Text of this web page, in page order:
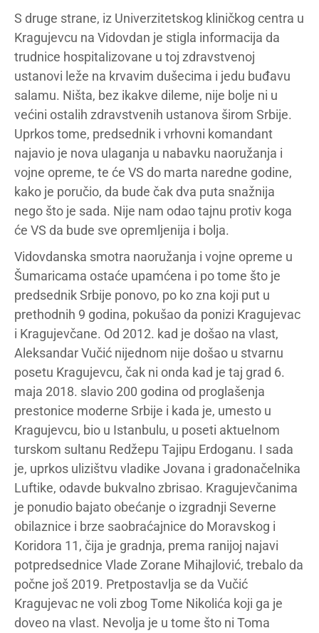
S druge strane, iz Univerzitetskog kliničkog centra u
Kragujevcu na Vidovdan je stigla informacija da
trudnice hospitalizovane u toj zdravstvenoj
ustanovi leže na krvavim dušecima i jedu buđavu
salamu. Ništa, bez ikakve dileme, nije bolje ni u
većini ostalih zdravstvenih ustanova širom Srbije.
Uprkos tome, predsednik i vrhovni komandant
najavio je nova ulaganja u nabavku naoružanja i
vojne opreme, te će VS do marta naredne godine,
kako je poručio, da bude čak dva puta snažnija
nego što je sada. Nije nam odao tajnu protiv koga
će VS da bude sve opremljenija i bolja.
Vidovdanska smotra naoružanja i vojne opreme u
Šumaricama ostaće upamćena i po tome što je
predsednik Srbije ponovo, po ko zna koji put u
prethodnih 9 godina, pokušao da ponizi Kragujevac
i Kragujevčane. Od 2012. kad je došao na vlast,
Aleksandar Vučić nijednom nije došao u stvarnu
posetu Kragujevcu, čak ni onda kad je taj grad 6.
maja 2018. slavio 200 godina od proglašenja
prestonice moderne Srbije i kada je, umesto u
Kragujevcu, bio u Istanbulu, u poseti aktuelnom
turskom sultanu Redžepu Tajipu Erdoganu. I sada
je, uprkos ulizištvu vladike Jovana i gradonačelnika
Luftike, odavde bukvalno zbrisao. Kragujevčanima
je ponudio bajato obećanje o izgradnji Severne
obilaznice i brze saobraćajnice do Moravskog i
Koridora 11, čija je gradnja, prema ranijoj najavi
potpredsednice Vlade Zorane Mihajlović, trebalo da
počne još 2019. Pretpostavlja se da Vučić
Kragujevac ne voli zbog Tome Nikolića koji ga je
doveo na vlast. Nevolja je u tome što ni Toma